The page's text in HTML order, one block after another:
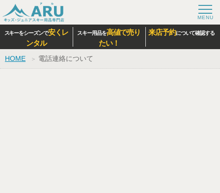
スキーをシーズンで安くレ
ンタル
スキー用品を高値で売り
たい！
来店予約について確認する
HOME 電話連絡について